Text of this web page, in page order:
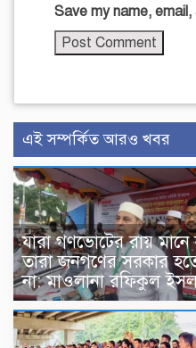
Save my name,
এই সম্পর্কিত আরও খবর
যারা গণভোটের রায় মানে
তারা জনগণের সরকার
না: মাওলানা রফিকুল